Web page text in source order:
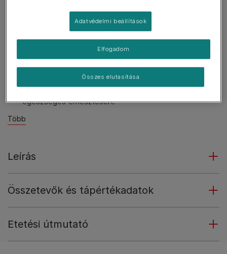
Speciálisan kifejlesztett formula az érzékeny
emésztésű kutyáknak.
Cink és omega-3 és 6 zsírsavakkal az egészséges
bőrért és szőrzetért.
Természetes, cikóriából származó prebiotikummal az
egészséges emésztésért.
Több
Leírás
Összetevők és tápértékadatok
Etetési útmutató
Adatvédelmi beállítások
Összes elutasítása
Elfogadom